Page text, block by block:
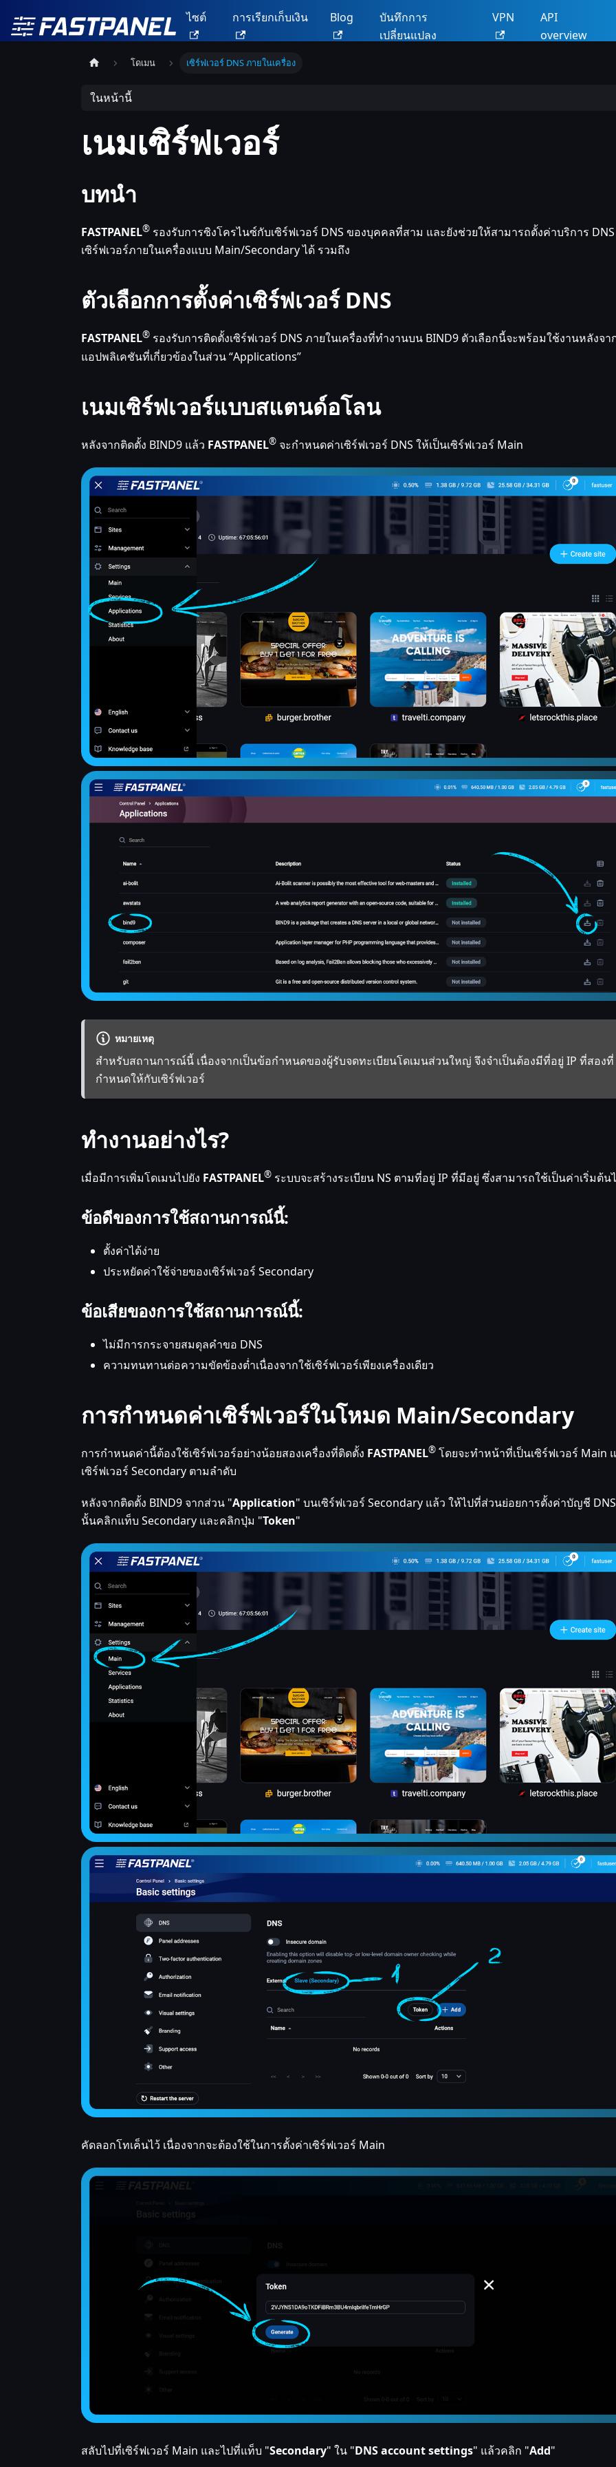
ไซต์ การเรียกเก็บเงิน Blog
บันทึกการ
เปลี่ยนแปลง
VPN
API
overview
โดเมน เซิร์ฟเวอร์ DNS ภายในเครื่อง
ในหน้านี้
เนมเซิร์ฟเวอร์
บทนำ
FASTPANEL® รองรับการซิงโครไนซ์กับเซิร์ฟเวอร์ DNS ของบุคคลที่สาม และยังช่วยให้สามารถตั้งค่าบริการ
เซิร์ฟเวอร์ภายในเครื่องแบบ Main/Secondary ได้ รวมถึง
ตัวเลือกการตั้งค่าเซิร์ฟเวอร์ DNS
FASTPANEL® รองรับการติดตั้งเซิร์ฟเวอร์ DNS ภายในเครื่องที่ทำงานบน BIND9 ตัวเลือกนี้จะพร้อมใช้งานหลังจา
แอปพลิเคชันที่เกี่ยวข้องในส่วน “Applications”
เนมเซิร์ฟเวอร์แบบสแตนด์อโลน
หลังจากติดตั้ง BIND9 แล้ว FASTPANEL® จะกำหนดค่าเซิร์ฟเวอร์ DNS ให้เป็นเซิร์ฟเวอร์ Main
หมายเหตุ
สำหรับสถานการณ์นี้ เนื่องจากเป็นข้อกำหนดของผู้รับจดทะเบียนโดเมนส่วนใหญ่ จึงจำเป็นต้องมีที่อยู่ IP ที่สองที่
กำหนดให้กับเซิร์ฟเวอร์
ทำงานอย่างไร?
เมื่อมีการเพิ่มโดเมนไปยัง FASTPANEL® ระบบจะสร้างระเบียน NS ตามที่อยู่ IP ที่มีอยู่ ซึ่งสามารถใช้เป็นค่าเริ่มต้น
ข้อดีของการใช้สถานการณ์นี้:
ตั้งค่าได้ง่าย
ประหยัดค่าใช้จ่ายของเซิร์ฟเวอร์ Secondary
ข้อเสียของการใช้สถานการณ์นี้:
ไม่มีการกระจายสมดุลคำขอ DNS
ความทนทานต่อความขัดข้องต่ำเนื่องจากใช้เซิร์ฟเวอร์เพียงเครื่องเดียว
การกำหนดค่าเซิร์ฟเวอร์ในโหมด Main/Secondary
การกำหนดค่านี้ต้องใช้เซิร์ฟเวอร์อย่างน้อยสองเครื่องที่ติดตั้ง FASTPANEL® โดยจะทำหน้าที่เป็นเซิร์ฟเวอร์ Main
เซิร์ฟเวอร์ Secondary ตามลำดับ
หลังจากติดตั้ง BIND9 จากส่วน "Application" บนเซิร์ฟเวอร์ Secondary แล้ว ให้ไปที่ส่วนย่อยการตั้งค่าบัญชี
นั้นคลิกแท็บ Secondary และคลิกปุ่ม "Token"
คัดลอกโทเค็นไว้ เนื่องจากจะต้องใช้ในการตั้งค่าเซิร์ฟเวอร์ Main
สลับไปที่เซิร์ฟเวอร์ Main และไปที่แท็บ "Secondary" ใน "DNS account settings" แล้วคลิก "Add"